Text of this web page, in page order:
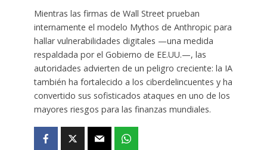
Mientras las firmas de Wall Street prueban
internamente el modelo Mythos de Anthropic para
hallar vulnerabilidades digitales —una medida
respaldada por el Gobierno de EE.UU.—, las
autoridades advierten de un peligro creciente: la IA
también ha fortalecido a los ciberdelincuentes y ha
convertido sus sofisticados ataques en uno de los
mayores riesgos para las finanzas mundiales.